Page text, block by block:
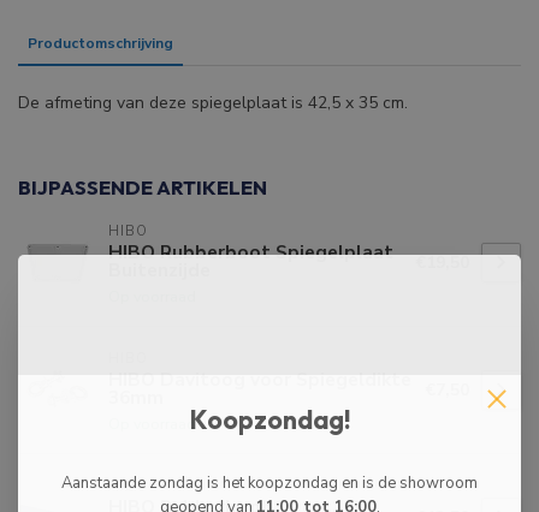
Productomschrijving
De afmeting van deze spiegelplaat is 42,5 x 35 cm.
BIJPASSENDE ARTIKELEN
HIBO
HIBO Rubberboot Spiegelplaat €19,50
Op voorraad
HIBO
HIBO Rubberboot
Koopzondag!
Aanstaande zondag is het koopzondag en is de showroom
geopend van 11:00 tot 16:00.